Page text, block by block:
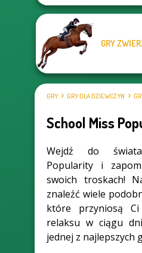
GRY
GRY GRY DLA DZIEWCZYN
School Miss
Wejdź do
Popularity i
swoich troskach!
znaleźć wiele
które przyniosą
relaksu w ciągu
jednej z najlepszych